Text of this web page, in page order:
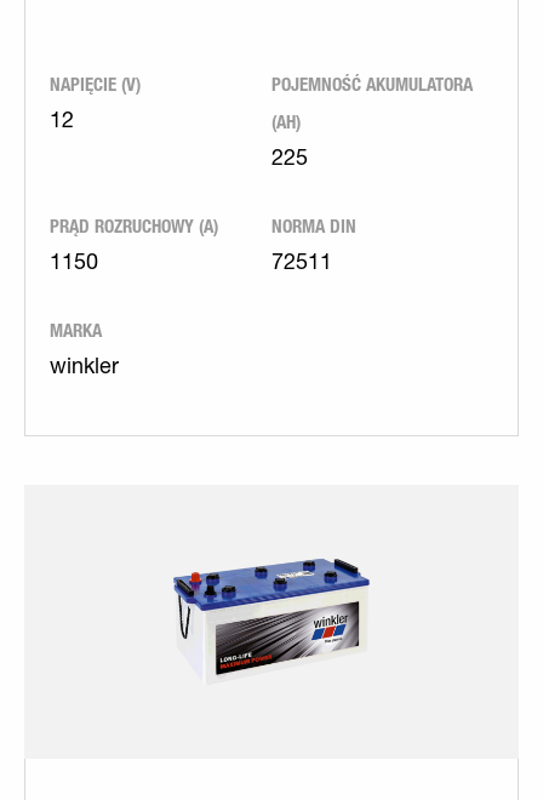
NAPIĘCIE (V)
12
POJEMNOŚĆ AKUMULATORA
(AH)
225
PRĄD ROZRUCHOWY (A)
1150
NORMA DIN
72511
MARKA
winkler